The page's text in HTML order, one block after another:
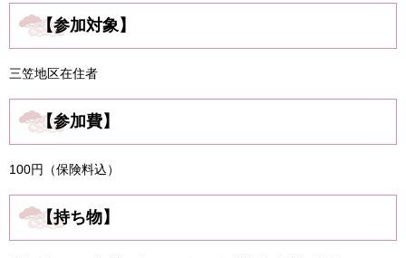
【参加対象】
三笠地区在住者
【参加費】
100円（保険料込）
【持ち物】